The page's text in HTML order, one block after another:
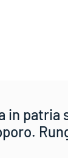
in patria